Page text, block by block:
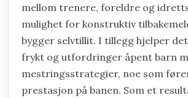
mellom trenere, foreldre og
mulighet for konstruktiv
bygger selvtillit. I tillegg hjelper
frykt og utfordringer åpent barn
mestringsstrategier, noe som
prestasjon på banen. Som et